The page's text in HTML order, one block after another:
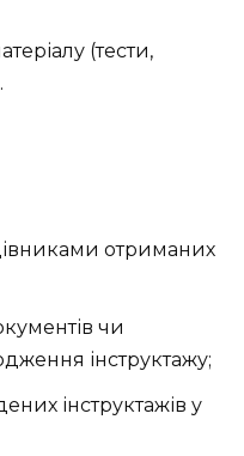
(тести,
отриманих
чи
інструктажу;
інструктажів у